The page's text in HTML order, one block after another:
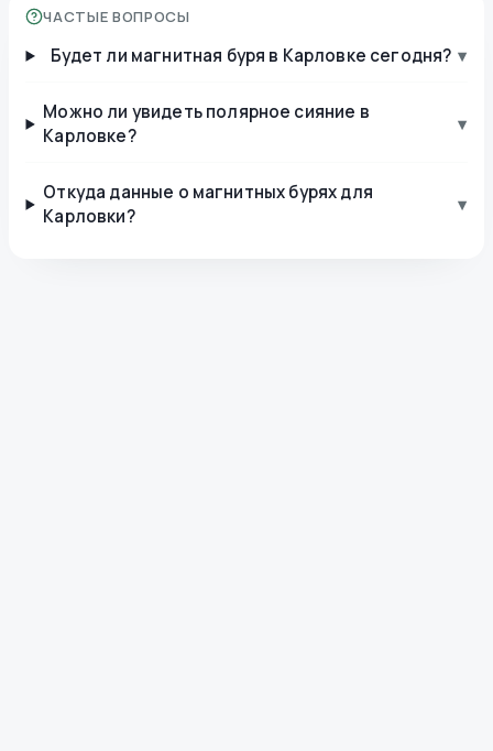
ЧАСТЫЕ ВОПРОСЫ
Будет ли магнитная буря в Карловке сегодня? ▾
Можно ли увидеть полярное сияние в
Карловке?
▾
Откуда данные о магнитных бурях для
Карловки?
▾